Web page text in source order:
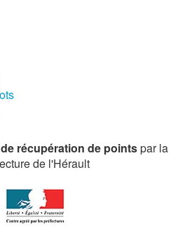
récupération de pointspar la
de l'Hérault